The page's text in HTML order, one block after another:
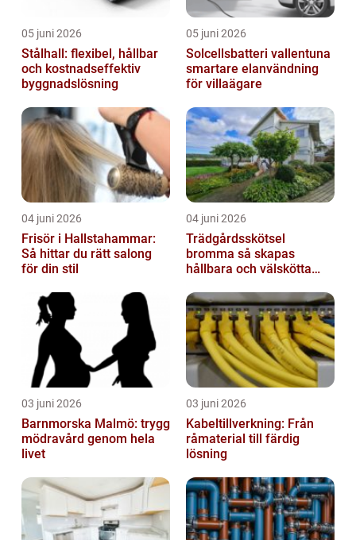
05 juni 2026
Stålhall: flexibel, hållbar
och kostnadseffektiv
byggnadslösning
05 juni 2026
Solcellsbatteri vallentuna
smartare elanvändning
för villaägare
04 juni 2026
Frisör i Hallstahammar:
Så hittar du rätt salong
för din stil
04 juni 2026
Trädgårdsskötsel
bromma så skapas
hållbara och välskötta
03 juni 2026
Barnmorska Malmö: trygg
mödravård genom hela
livet
03 juni 2026
Kabeltillverkning: Från
råmaterial till färdig
lösning